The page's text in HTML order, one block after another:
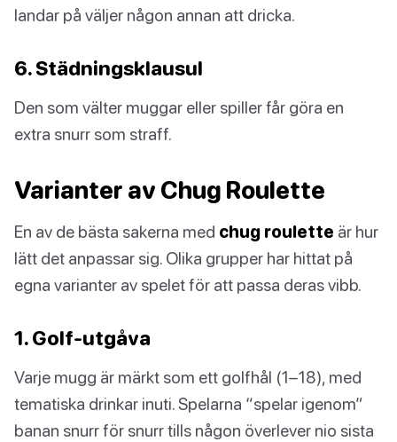
landar på väljer någon annan att dricka.
6. Städningsklausul
Den som välter muggar eller spiller får göra en
extra snurr som straff.
Varianter av Chug Roulette
En av de bästa sakerna med chug roulette är hur
lätt det anpassar sig. Olika grupper har hittat på
egna varianter av spelet för att passa deras vibb.
1. Golf-utgåva
Varje mugg är märkt som ett golfhål (1–18), med
tematiska drinkar inuti. Spelarna “spelar igenom”
banan snurr för snurr tills någon överlever nio sista